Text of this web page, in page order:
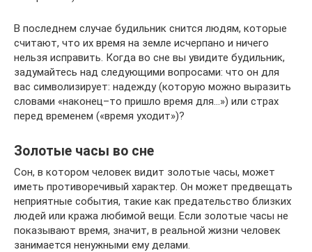
В последнем случае будильник снится людям, которые
считают, что их время на земле исчерпано и ничего
нельзя исправить. Когда во сне вы увидите будильник,
задумайтесь над следующими вопросами: что он для
вас символизирует: надежду (которую можно выразить
словами «наконец–то пришло время для…») или страх
перед временем («время уходит»)?
Золотые часы во сне
Сон, в котором человек видит золотые часы, может
иметь противоречивый характер. Он может предвещать
неприятные события, такие как предательство близких
людей или кража любимой вещи. Если золотые часы не
показывают время, значит, в реальной жизни человек
занимается ненужными ему делами.